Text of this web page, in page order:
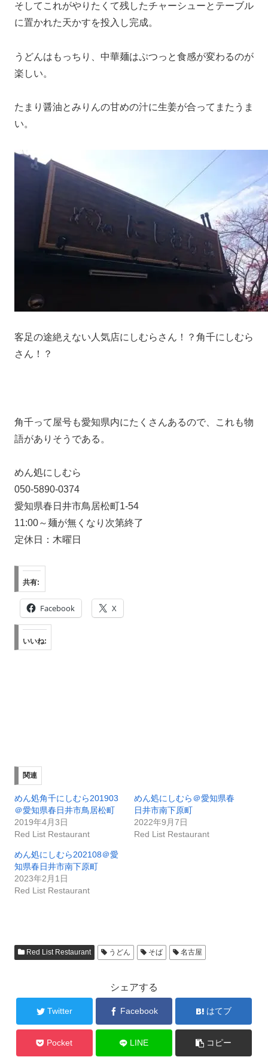
そしてこれがやりたくて残したチャーシューとテーブル
に置かれた天かすを投入し完成。
うどんはもっちり、中華麺はぷつっと食感が変わるのが
楽しい。
たまり醤油とみりんの甘めの汁に生姜が合ってまたうま
い。
客足の途絶えない人気店にしむらさん！？角千にしむら
さん！？
角千って屋号も愛知県内にたくさんあるので、これも物
語がありそうである。
めん処にしむら
050-5890-0374
愛知県春日井市鳥居松町1-54
11:00～麺が無くなり次第終了
定休日：木曜日
共有:
Facebook X
いいね:
関連
めん処角千にしむら201903
＠愛知県春日井市鳥居松町
2019年4月3日
Red List Restaurant
めん処にしむら＠愛知県春
日井市南下原町
2022年9月7日
Red List Restaurant
めん処にしむら202108＠愛
知県春日井市南下原町
2023年2月1日
Red List Restaurant
Red List Restaurant うどん そば 名古屋
シェアする
Twitter Facebook はてブ
Pocket LINE コピー